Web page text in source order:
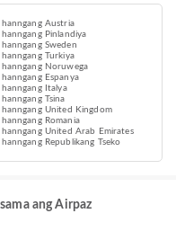
Austria
Pinlandiya
Sweden
Turkiya
Noruwega
Espanya
Italya
Tsina
United Kingdom
Romania
United Arab Emirates
Republikang Tseko
ang Airpaz